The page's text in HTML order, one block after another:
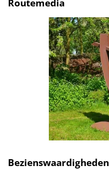
Routemedia
Bezienswaardigheden